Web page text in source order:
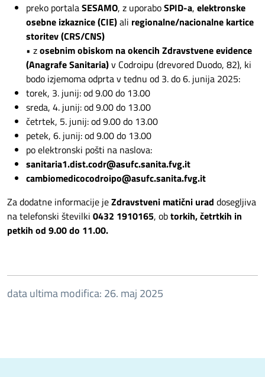
preko portalaSESAMO, z uporaboSPID-a, elektronske
osebne izkaznice (CIE)ali regionalne/nacionalne kartice
storitev (CRS/CNS)
• zosebnim obiskom na okencih Zdravstvene evidence
(Anagrafe Sanitaria)v Codroipu (drevored Duodo, 82), ki
bodo izjemoma odprta v tednu od 3. do 6. junija 2025:
torek, 3. junij: od 9.00 do 13.00
sreda, 4. junij: od 9.00 do 13.00
četrtek, 5. junij: od 9.00 do 13.00
petek, 6. junij: od 9.00 do 13.00
po elektronski pošti na naslova:
sanitaria1.dist.codr@asufc.sanita.fvg.it
cambiomedicocodroipo@asufc.sanita.fvg.it
Za dodatne informacije jeZdravstveni matični urad dosegljiva
na telefonski številki 0432 1910165, obtorkih, četrtkih in
petkih od 9.00 do 11.00.
data ultima modifica: 26. maj 2025